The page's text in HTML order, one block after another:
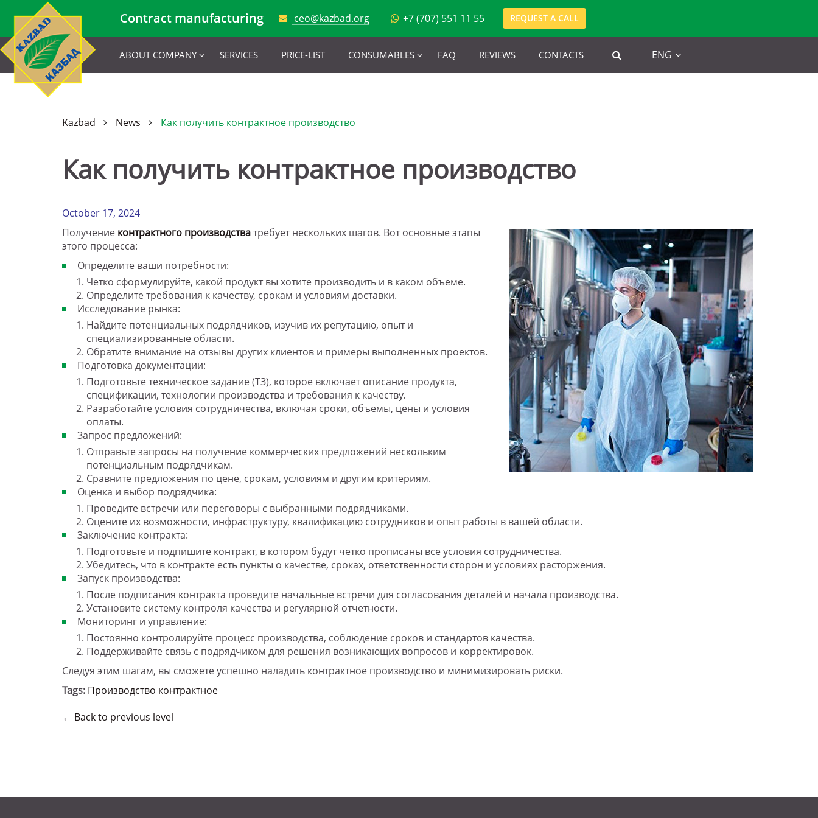
Contract manufacturing ceo@kazbad.org +7 (707) 551 11 55 REQUEST A CALL
ABOUT COMPANY SERVICES PRICE-LIST CONSUMABLES FAQ REVIEWS CONTACTS ENG
Kazbad News Как получить контрактное производство
Как получить контрактное производство
October 17, 2024
Получение контрактного производстватребует нескольких шагов. Вот основные этапы
этого процесса:
Определите ваши потребности:
Четко сформулируйте, какой продукт вы хотите производить и в каком объеме.
Определите требования к качеству, срокам и условиям доставки.
Исследование рынка:
Найдите потенциальных подрядчиков, изучив их репутацию, опыт и
специализированные области.
Обратите внимание на отзывы других клиентов и примеры выполненных проектов.
Подготовка документации:
Подготовьте техническое задание (ТЗ), которое включает описание продукта,
спецификации, технологии производства и требования к качеству.
Разработайте условия сотрудничества, включая сроки, объемы, цены и условия
оплаты.
Запрос предложений:
Отправьте запросы на получение коммерческих предложений нескольким
потенциальным подрядчикам.
Сравните предложения по цене, срокам, условиям и другим критериям.
Оценка и выбор подрядчика:
Проведите встречи или переговоры с выбранными подрядчиками.
Оцените их возможности, инфраструктуру, квалификацию сотрудников и опыт работы в вашей области.
Заключение контракта:
Подготовьте и подпишите контракт, в котором будут четко прописаны все условия сотрудничества.
Убедитесь, что в контракте есть пункты о качестве, сроках, ответственности сторон и условиях расторжения.
Запуск производства:
После подписания контракта проведите начальные встречи для согласования деталей и начала производства.
Установите систему контроля качества и регулярной отчетности.
Мониторинг и управление:
Постоянно контролируйте процесс производства, соблюдение сроков и стандартов качества.
Поддерживайте связь с подрядчиком для решения возникающих вопросов и корректировок.
Следуя этим шагам, вы сможете успешно наладить контрактное производство и минимизировать риски.
Tags: Производство контрактное
← Back to previous level